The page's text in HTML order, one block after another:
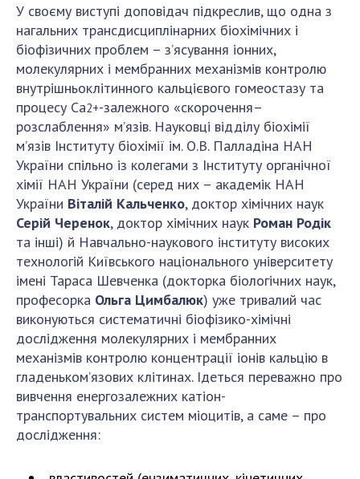
Робота з молоддю
МІЖНАРОДНЕ СПІВРОБІТНИЦТВО
Членство в міжнародних організаціях
Міжнародні угоди
Міжнародні програми та конкурси
ДОКУМЕНТИ
Нормативні акти НАН України
Державний бюджет НАН України
Вибори до складу НАН України
Бланки документів
НОВИНИ
ЗАСІДАННЯ ПРЕЗИДІЇ НАН УКРАЇНИ
НАУКОВІ ВИДАННЯ
МЕДІА ПРО НАС
У своєму виступі доповідач підкреслив, що одна з
нагальних трансдисциплінарних біохімічних і
біофізичних проблем – з’ясування іонних,
молекулярних і мембранних механізмів контролю
внутрішньоклітинного кальцієвого гомеостазу та
процесу Са2+-залежного «скорочення–
розслаблення» м’язів. Науковці відділу біохімії
м’язів Інституту біохімії ім. О.В. Палладіна НАН
України спільно із колегами з Інституту органічної
хімії НАН України (серед них – академік НАН
України Віталій Кальченко, доктор хімічних наук
Серій Черенок, доктор хімічних наук Роман Родік
та інші) й Навчально-наукового інституту високих
технологій Київського національного університету
імені Тараса Шевченка (докторка біологічних наук,
професорка Ольга Цимбалюк) уже тривалий час
виконуються систематичні біофізико-хімічні
дослідження молекулярних і мембранних
механізмів контролю концентрації іонів кальцію в
гладеньком’язових клітинах. Ідеться переважно про
вивчення енергозалежних катіон-
транспортувальних систем міоцитів, а саме – про
дослідження: